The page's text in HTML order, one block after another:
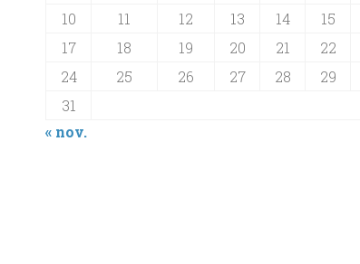
10
11 12 13 14 15
17
18 19 20 21 22
24
25 26 27 28 29
31
« nov.